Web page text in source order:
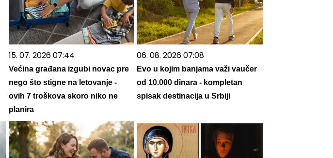
15. 07. 2026 07:44
Većina građana izgubi novac pre
nego što stigne na letovanje -
ovih 7 troškova skoro niko ne
planira
06. 08. 2026 07:08
Evo u kojim banjama važi vaučer
od 10.000 dinara - kompletan
spisak destinacija u Srbiji